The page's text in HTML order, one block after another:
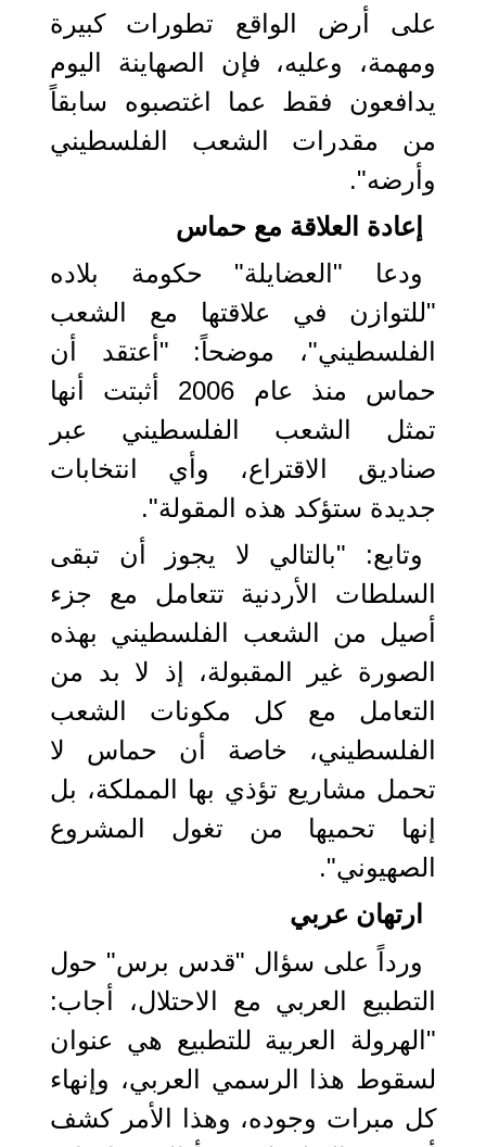
على أرض الواقع تطورات كبيرة
ومهمة، وعليه، فإن الصهاينة اليوم
يدافعون فقط عما اغتصبوه سابقاً
من مقدرات الشعب الفلسطيني
وأرضه".
إعادة العلاقة مع حماس
ودعا "العضايلة" حكومة بلاده
"للتوازن في علاقتها مع الشعب
الفلسطيني"، موضحاً: "أعتقد أن
حماس منذ عام 2006 أثبتت أنها
تمثل الشعب الفلسطيني عبر
صناديق الاقتراع، وأي انتخابات
جديدة ستؤكد هذه المقولة".
وتابع: "بالتالي لا يجوز أن تبقى
السلطات الأردنية تتعامل مع جزء
أصيل من الشعب الفلسطيني بهذه
الصورة غير المقبولة، إذ لا بد من
التعامل مع كل مكونات الشعب
الفلسطيني، خاصة أن حماس لا
تحمل مشاريع تؤذي بها المملكة، بل
إنها تحميها من تغول المشروع
الصهيوني".
ارتهان عربي
ورداً على سؤال "قدس برس" حول
التطبيع العربي مع الاحتلال، أجاب:
"الهرولة العربية للتطبيع هي عنوان
لسقوط هذا الرسمي العربي، وإنهاء
كل مبرات وجوده، وهذا الأمر كشف